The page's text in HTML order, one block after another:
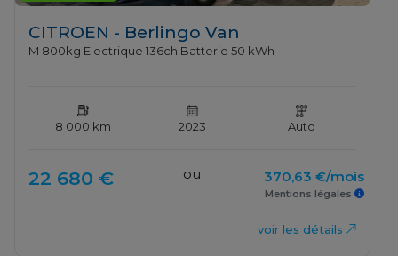
CITROEN - Berlingo Van
M 800kg Electrique 136ch Batterie 50 kWh
8 000 km 2023 Auto
22 680 € ou 370,63 €/mois
Mentions légales
voir les détails